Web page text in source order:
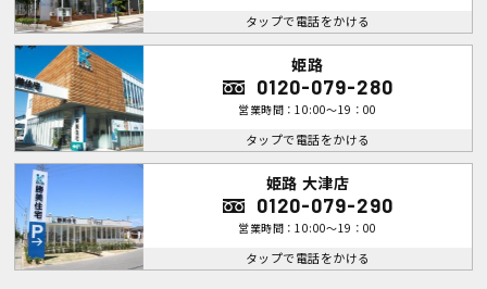
タップで電話をかける
姫路
0120-079-280
営業時間：10:00～19：00
タップで電話をかける
姫路 大津店
0120-079-290
営業時間：10:00～19：00
タップで電話をかける